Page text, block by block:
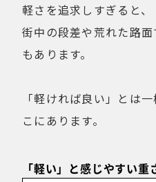
軽さを追求しすぎると、
街中の段差や荒れた路
もあります。
「軽ければ良い」とは
こにあります。
「軽い」と感じやすい重